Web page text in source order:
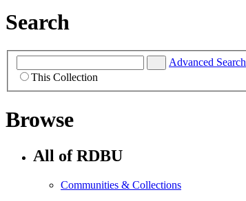
Search
Advanced Search
This Collection
Browse
All of RDBU
Communities & Collections